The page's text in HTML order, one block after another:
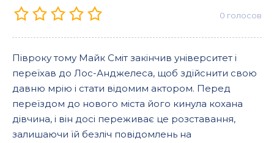
0 голосов
Півроку тому Майк Сміт закінчив університет і
переїхав до Лос-Анджелеса, щоб здійснити свою
давню мрію і стати відомим актором. Перед
переїздом до нового міста його кинула кохана
дівчина, і він досі переживає це розставання,
залишаючи їй безліч повідомлень на